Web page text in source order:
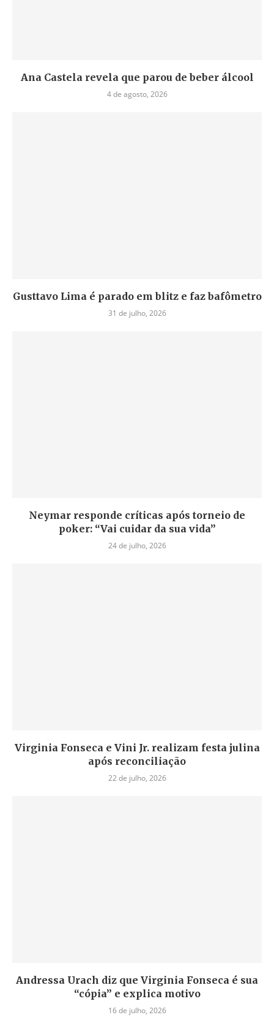
Ana Castela revela que parou de beber álcool
4 de agosto, 2026
Gusttavo Lima é parado em blitz e faz bafômetro
31 de julho, 2026
Neymar responde críticas após torneio de
poker: “Vai cuidar da sua vida”
24 de julho, 2026
Virginia Fonseca e Vini Jr. realizam festa julina
após reconciliação
22 de julho, 2026
Andressa Urach diz que Virginia Fonseca é sua
“cópia” e explica motivo
16 de julho, 2026